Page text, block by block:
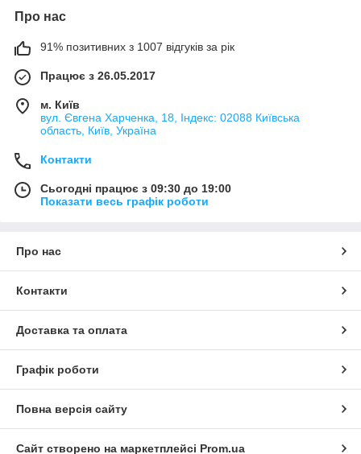
Про нас
91% позитивних з 1007 відгуків за рік
Працює з 26.05.2017
м. Київ
вул. Євгена Харченка, 18, Індекс: 02088 Київська
область, Київ, Україна
Контакти
Сьогодні працює з 09:30 до 19:00
Показати весь графік роботи
Про нас
Контакти
Доставка та оплата
Графік роботи
Повна версія сайту
Сайт створено на маркетплейсі Prom.ua